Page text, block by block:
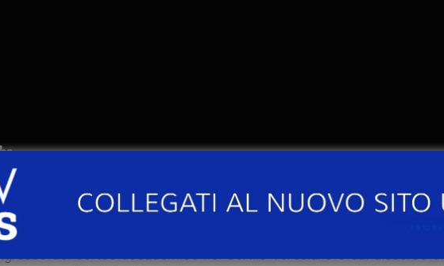
la Giornata del Laureato 2017: il grande evento con cui l’Università di
neodottori. La cerimonia, giunta quest’anno alla sua ventisettesima
del corteo accademico nel Cortile Teresiano e dal discorso di